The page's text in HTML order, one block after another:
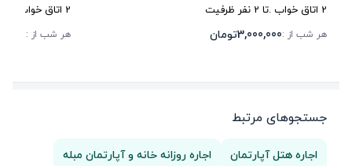
2 اتاق خواب .تا 2 نفر ظرفیت
هر شب از :3,000,000تومان
2 اتاق خواب .
هر شب از :
جستجوهای مرتبط
اجاره هتل آپارتمان
اجاره روزانه خانه و آپارتمان مبله